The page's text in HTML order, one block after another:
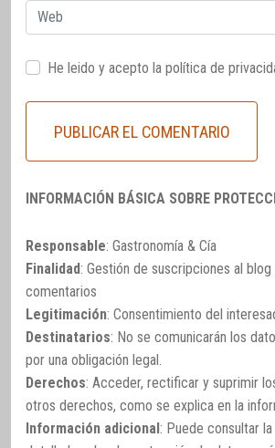
Web
He leido y acepto la política de
INFORMACIÓN BÁSICA SOBRE
Responsable: Gastronomía & Cía
Finalidad: Gestión de suscripciones al
comentarios
Legitimación: Consentimiento del
Destinatarios: No se comunicarán los
por una obligación legal.
Derechos: Acceder, rectificar y suprimir
otros derechos, como se explica en la
Información adicional: Puede consultar